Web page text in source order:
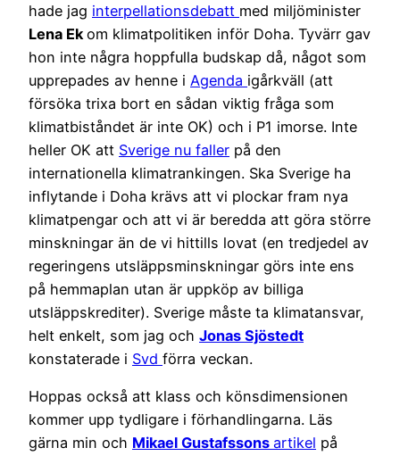
hade jag interpellationsdebatt med miljöminister
Lena Ekom klimatpolitiken inför Doha. Tyvärr gav
hon inte några hoppfulla budskap då, något som
upprepades av henne i Agenda igårkväll (att
försöka trixa bort en sådan viktig fråga som
klimatbiståndet är inte OK) och i P1 imorse. Inte
heller OK att Sverige nu faller på den
internationella klimatrankingen. Ska Sverige ha
inflytande i Doha krävs att vi plockar fram nya
klimatpengar och att vi är beredda att göra större
minskningar än de vi hittills lovat (en tredjedel av
regeringens utsläppsminskningar görs inte ens
på hemmaplan utan är uppköp av billiga
utsläppskrediter). Sverige måste ta klimatansvar,
helt enkelt, som jag och Jonas Sjöstedt
konstaterade i Svd förra veckan.
Hoppas också att klass och könsdimensionen
kommer upp tydligare i förhandlingarna. Läs
gärna min och Mikael Gustafssons artikel på